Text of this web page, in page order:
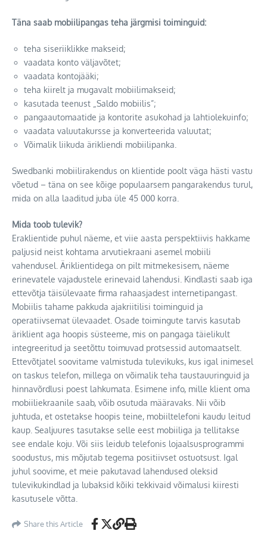
Täna saab mobiilipangas teha järgmisi toiminguid:
teha siseriiklikke makseid;
vaadata konto väljavõtet;
vaadata kontojääki;
teha kiirelt ja mugavalt mobiilimakseid;
kasutada teenust „Saldo mobiilis”;
pangaautomaatide ja kontorite asukohad ja lahtiolekuinfo;
vaadata valuutakursse ja konverteerida valuutat;
Võimalik liikuda ärikliendi mobiilipanka.
Swedbanki mobiilirakendus on klientide poolt väga hästi vastu
võetud – täna on see kõige populaarsem pangarakendus turul,
mida on alla laaditud juba üle 45 000 korra.
Mida toob tulevik?
Eraklientide puhul näeme, et viie aasta perspektiivis hakkame
paljusid neist kohtama arvutiekraani asemel mobiili
vahendusel. Äriklientidega on pilt mitmekesisem, näeme
erinevatele vajadustele erinevaid lahendusi. Kindlasti saab iga
ettevõtja täisülevaate firma rahaasjadest internetipangast.
Mobiilis tahame pakkuda ajakriitilisi toiminguid ja
operatiivsemat ülevaadet. Osade toimingute tarvis kasutab
äriklient aga hoopis süsteeme, mis on pangaga täielikult
integreeritud ja seetõttu toimuvad protsessid automaatselt.
Ettevõtjatel soovitame valmistuda tulevikuks, kus igal inimesel
on taskus telefon, millega on võimalik teha taustauuringuid ja
hinnavõrdlusi poest lahkumata. Esimene info, mille klient oma
mobiiliekraanile saab, võib osutuda määravaks. Nii võib
juhtuda, et ostetakse hoopis teine, mobiiltelefoni kaudu leitud
kaup. Sealjuures tasutakse selle eest mobiiliga ja tellitakse
see endale koju. Või siis leidub telefonis lojaalsusprogrammi
soodustus, mis mõjutab tegema positiivset ostuotsust. Igal
juhul soovime, et meie pakutavad lahendused oleksid
tulevikukindlad ja lubaksid kõiki tekkivaid võimalusi kiiresti
kasutusele võtta.
Share this Article